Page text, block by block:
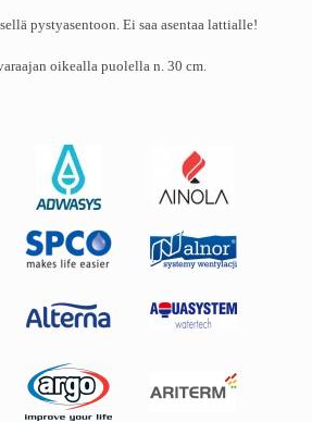
pystyasentoon. Ei saa asentaa lattialle!
oikealla puolella n. 30 cm.